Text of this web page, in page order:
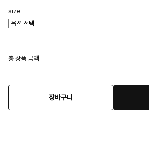
size
총 상품 금액
장바구니